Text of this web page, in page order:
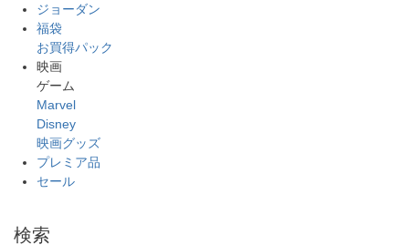
ジョーダン
福袋
お買得パック
映画
ゲーム
Marvel
Disney
映画グッズ
プレミア品
セール
検索